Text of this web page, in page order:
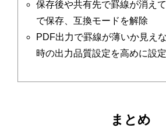
保存後や共有先で罫線が消え
で保存、互換モードを解除
PDF出力で罫線が薄いか見え
時の出力品質設定を高めに設
まとめ